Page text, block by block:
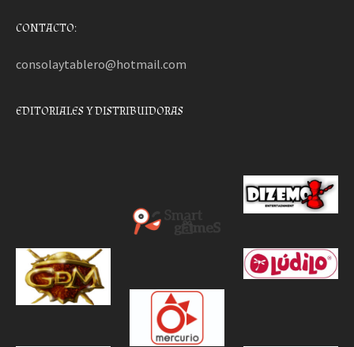
CONTACTO:
consolaytablero@hotmail.com
EDITORIALES Y DISTRIBUIDORAS